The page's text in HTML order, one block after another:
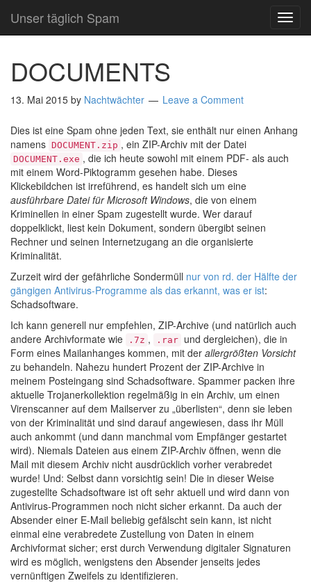
Unser täglich Spam
DOCUMENTS
13. Mai 2015 by Nachtwächter Leave a Comment
Dies ist eine Spam ohne jeden Text, sie enthält nur einen Anhang
namens DOCUMENT.zip , ein ZIP-Archiv mit der Datei
DOCUMENT.exe , die ich heute sowohl mit einem PDF- als auch
mit einem Word-Piktogramm gesehen habe. Dieses
Klickebildchen ist irreführend, es handelt sich um eine
ausführbare Datei für Microsoft Windows, die von einem
Kriminellen in einer Spam zugestellt wurde. Wer darauf
doppelklickt, liest kein Dokument, sondern übergibt seinen
Rechner und seinen Internetzugang an die organisierte
Kriminalität.
Zurzeit wird der gefährliche Sondermüll nur von rd. der Hälfte der
gängigen Antivirus-Programme als das erkannt, was er ist:
Schadsoftware.
Ich kann generell nur empfehlen, ZIP-Archive (und natürlich auch
andere Archivformate wie
.7z , .rar und dergleichen), die in
Form eines Mailanhanges kommen, mit der allergrößten Vorsicht
zu behandeln. Nahezu hundert Prozent der ZIP-Archive in
meinem Posteingang sind Schadsoftware. Spammer packen ihre
aktuelle Trojanerkollektion regelmäßig in ein Archiv, um einen
Virenscanner auf dem Mailserver zu „überlisten“, denn sie leben
von der Kriminalität und sind darauf angewiesen, dass ihr Müll
auch ankommt (und dann manchmal vom Empfänger gestartet
wird). Niemals Dateien aus einem ZIP-Archiv öffnen, wenn die
Mail mit diesem Archiv nicht ausdrücklich vorher verabredet
wurde! Und: Selbst dann vorsichtig sein! Die in dieser Weise
zugestellte Schadsoftware ist oft sehr aktuell und wird dann von
Antivirus-Programmen noch nicht sicher erkannt. Da auch der
Absender einer E-Mail beliebig gefälscht sein kann, ist nicht
einmal eine verabredete Zustellung von Daten in einem
Archivformat sicher; erst durch Verwendung digitaler Signaturen
wird es möglich, wenigstens den Absender jenseits jedes
vernünftigen Zweifels zu identifizieren.